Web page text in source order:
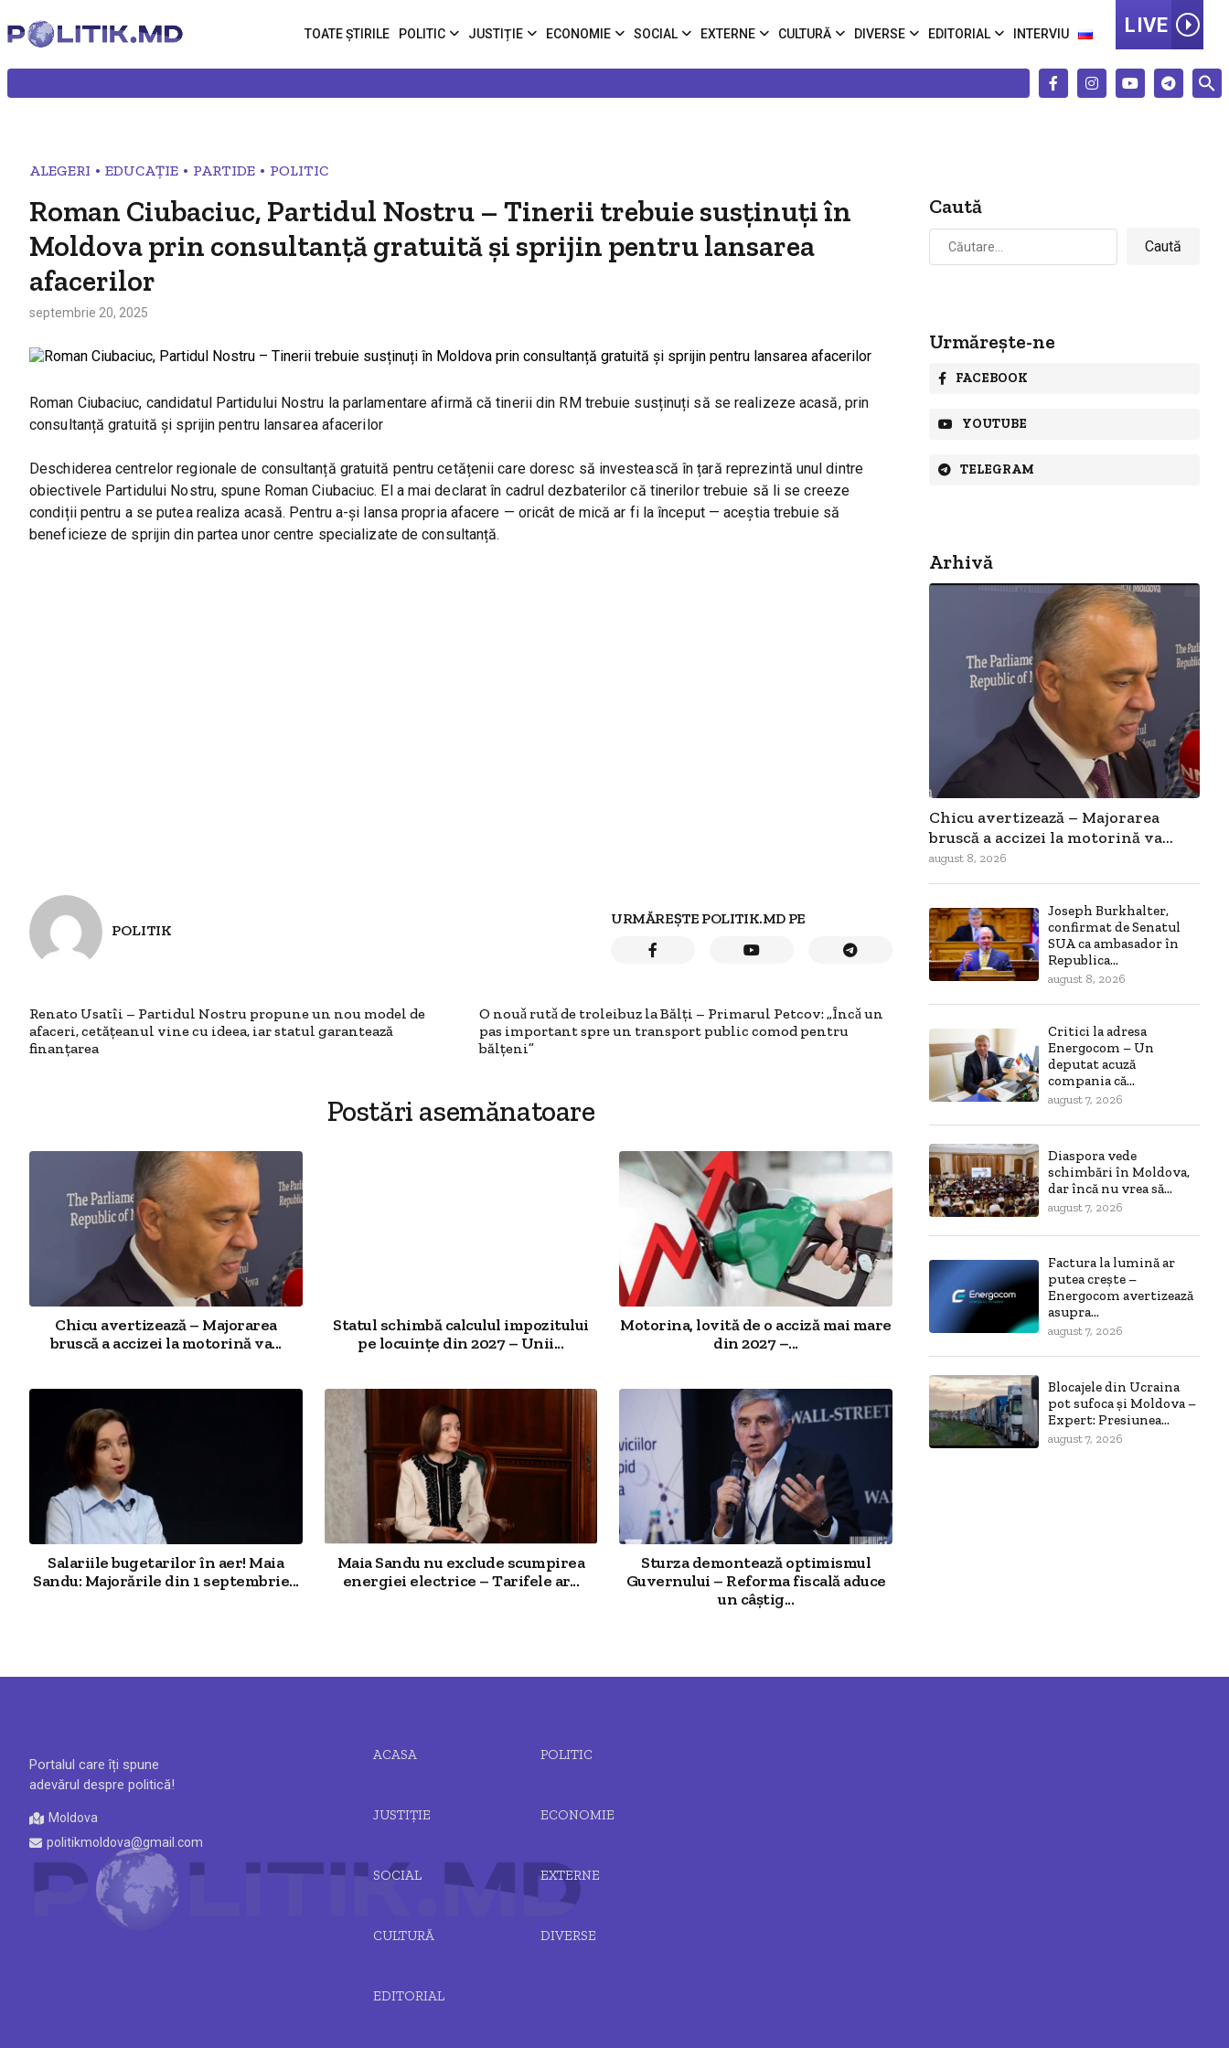
TOATE ȘTIRILE POLITIC JUSTIȚIE ECONOMIE SOCIAL EXTERNE CULTURĂ DIVERSE EDITORIAL INTERVIU LIVE
ALEGERI • EDUCAȚIE • PARTIDE • POLITIC
Roman Ciubaciuc, Partidul Nostru – Tinerii trebuie susținuți în
Moldova prin consultanță gratuită și sprijin pentru lansarea
afacerilor
septembrie 20, 2025
Roman Ciubaciuc, candidatul Partidului Nostru la parlamentare afirmă că tinerii din RM trebuie susținuți să se realizeze acasă, prin
consultanță gratuită și sprijin pentru lansarea afacerilor
Deschiderea centrelor regionale de consultanță gratuită pentru cetățenii care doresc să investească în țară reprezintă unul dintre
obiectivele Partidului Nostru, spune Roman Ciubaciuc. El a mai declarat în cadrul dezbaterilor că tinerilor trebuie să li se creeze
condiții pentru a se putea realiza acasă. Pentru a-și lansa propria afacere — oricât de mică ar fi la început — aceștia trebuie să
beneficieze de sprijin din partea unor centre specializate de consultanță.
POLITIK
URMĂREȘTE POLITIK.MD PE
Renato Usatîi – Partidul Nostru propune un nou model de
afaceri, cetățeanul vine cu ideea, iar statul garantează
finanțarea
O nouǎ rutǎ de troleibuz la Bălți – Primarul Petcov: „Încǎ un
pas important spre un transport public comod pentru
bălțeni”
Postări asemănatoare
Chicu avertizează – Majorarea
bruscă a accizei la motorină va...
Statul schimbă calculul impozitului
pe locuințe din 2027 – Unii...
Motorina, lovită de o acciză mai mare
din 2027 –...
Salariile bugetarilor în aer! Maia
Sandu: Majorările din 1 septembrie...
Maia Sandu nu exclude scumpirea
energiei electrice – Tarifele ar...
Sturza demontează optimismul
Guvernului – Reforma fiscală aduce
un câștig...
Caută
Caută
după:
Urmărește-ne
FACEBOOK
YOUTUBE
TELEGRAM
Arhivă
Chicu avertizează – Majorarea
bruscă a accizei la motorină va...
august 8, 2026
Joseph Burkhalter,
confirmat de Senatul
SUA ca ambasador în
Republica...
august 8, 2026
Critici la adresa
Energocom – Un
deputat acuză
compania că...
august 7, 2026
Diaspora vede
schimbări în Moldova,
dar încă nu vrea să...
august 7, 2026
Factura la lumină ar
putea crește –
Energocom avertizează
asupra...
august 7, 2026
Blocajele din Ucraina
pot sufoca și Moldova –
Expert: Presiunea...
august 7, 2026
Portalul care îți spune
adevărul despre politică!
Moldova
politikmoldova@gmail.com
ACASA POLITIC
JUSTIȚIE ECONOMIE
SOCIAL EXTERNE
CULTURĂ DIVERSE
EDITORIAL